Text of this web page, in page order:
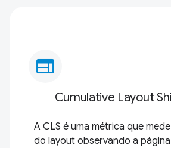
web
Cumulative Layout
A CLS é uma métrica que
do layout observando a